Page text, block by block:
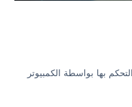
بها بواسطة الكمبيوتر